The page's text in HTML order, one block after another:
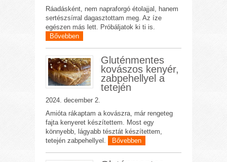
Ráadásként, nem napraforgó étolajjal, hanem
sertészsírral dagasztottam meg. Az íze
egészen más lett. Próbáljatok ki ti is.
Bővebben
Gluténmentes
kovászos kenyér,
zabpehellyel a
tetején
2024. december 2.
Amióta rákaptam a kovászra, már rengeteg
fajta kenyeret készítettem. Most egy
könnyebb, lágyabb tésztát készítettem,
tetején zabpehellyel.
Bővebben